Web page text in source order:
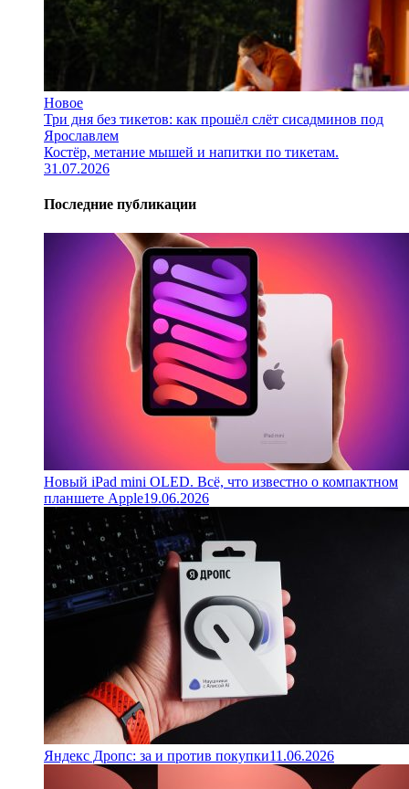
Новое
Три дня без тикетов: как прошёл слёт сисадминов под
Ярославлем
Костёр, метание мышей и напитки по тикетам.
31.07.2026
Последние публикации
Новый iPad mini OLED. Всё, что известно о компактном
планшете Apple19.06.2026
Яндекс Дропс: за и против покупки11.06.2026